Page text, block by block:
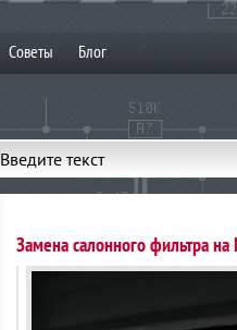
Советы Блог
Введите текст
Замена салонного фильтра на